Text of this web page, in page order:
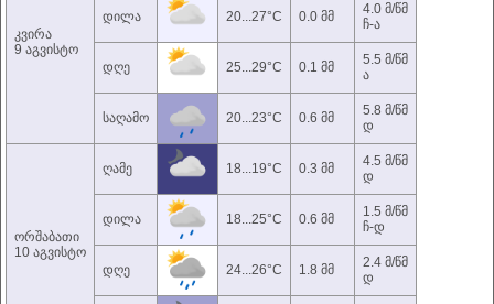
კვირა
9 აგვისტო
დილა 20...27°C 0.0 მმ
4.0 მ/წმ
ჩ-ა
დღე 25...29°C 0.1 მმ
5.5 მ/წმ
ა
საღამო 20...23°C 0.6 მმ
5.8 მ/წმ
დ
ორშაბათი
10 აგვისტო
ღამე 18...19°C 0.3 მმ
4.5 მ/წმ
დ
დილა 18...25°C 0.6 მმ
1.5 მ/წმ
ჩ-დ
დღე 24...26°C 1.8 მმ
2.4 მ/წმ
დ